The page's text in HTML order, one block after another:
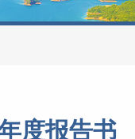
度报告书